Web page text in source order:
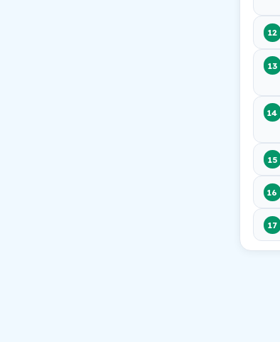
12
13
14
15
16
17